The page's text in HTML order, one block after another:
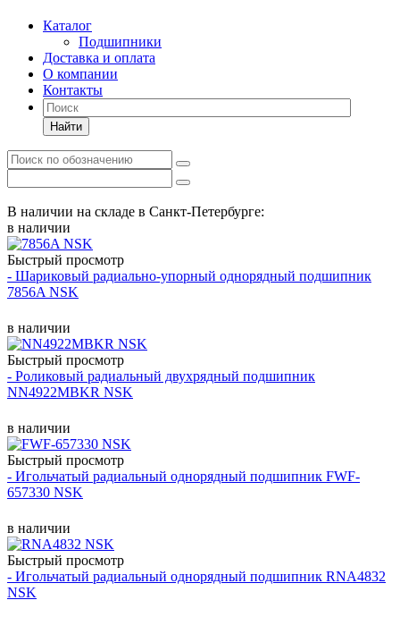
Каталог
Подшипники
Доставка и оплата
О компании
Контакты
Найти
В наличии на складе в Санкт-Петербурге:
в наличии
Быстрый просмотр
- Шариковый радиально-упорный однорядный подшипник
7856A NSK
в наличии
Быстрый просмотр
- Роликовый радиальный двухрядный подшипник
NN4922MBKR NSK
в наличии
Быстрый просмотр
- Игольчатый радиальный однорядный подшипник FWF-
657330 NSK
в наличии
Быстрый просмотр
- Игольчатый радиальный однорядный подшипник RNA4832
NSK